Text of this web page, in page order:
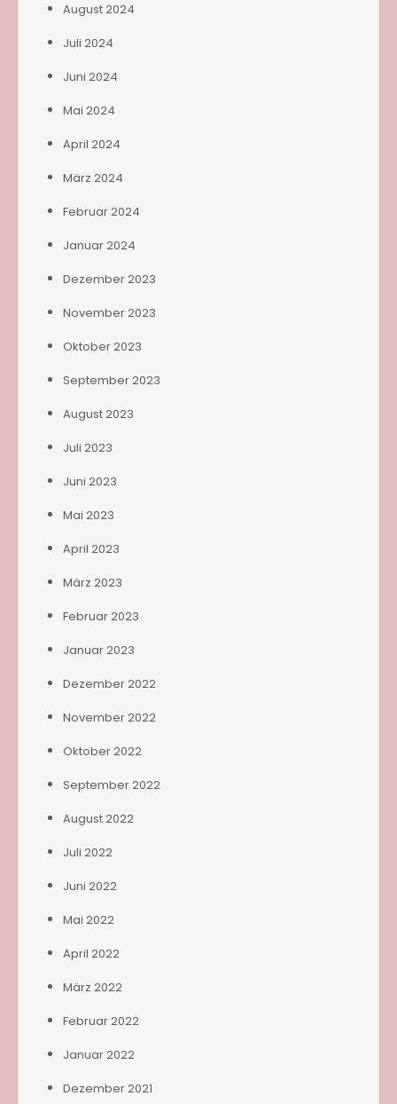
August 2024
Juli 2024
Juni 2024
Mai 2024
April 2024
März 2024
Februar 2024
Januar 2024
Dezember 2023
November 2023
Oktober 2023
September 2023
August 2023
Juli 2023
Juni 2023
Mai 2023
April 2023
März 2023
Februar 2023
Januar 2023
Dezember 2022
November 2022
Oktober 2022
September 2022
August 2022
Juli 2022
Juni 2022
Mai 2022
April 2022
März 2022
Februar 2022
Januar 2022
Dezember 2021